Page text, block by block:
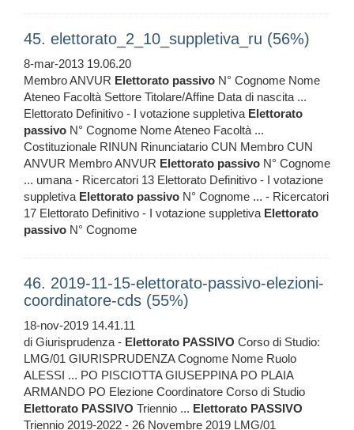
45. elettorato_2_10_suppletiva_ru (56%)
8-mar-2013 19.06.20
Membro ANVUR Elettorato passivo N° Cognome Nome
Ateneo Facoltà Settore Titolare/Affine Data di nascita ...
Elettorato Definitivo - I votazione suppletiva Elettorato
passivo N° Cognome Nome Ateneo Facoltà ...
Costituzionale RINUN Rinunciatario CUN Membro CUN
ANVUR Membro ANVUR Elettorato passivo N° Cognome
... umana - Ricercatori 13 Elettorato Definitivo - I votazione
suppletiva Elettorato passivo N° Cognome ... - Ricercatori
17 Elettorato Definitivo - I votazione suppletiva Elettorato
passivo N° Cognome
46. 2019-11-15-elettorato-passivo-elezioni-
coordinatore-cds (55%)
18-nov-2019 14.41.11
di Giurisprudenza - Elettorato PASSIVO Corso di Studio:
LMG/01 GIURISPRUDENZA Cognome Nome Ruolo
ALESSI ... PO PISCIOTTA GIUSEPPINA PO PLAIA
ARMANDO PO Elezione Coordinatore Corso di Studio
Elettorato PASSIVO Triennio ... Elettorato PASSIVO
Triennio 2019-2022 - 26 Novembre 2019 LMG/01